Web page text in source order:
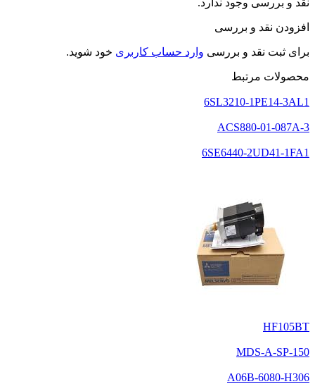
افزودن نقد و بررسی
برای ثبت نقد و بررسی وارد حساب کاربری خود شوید.
محصولات مرتبط
6SL3210-1PE14-3AL1
ACS880-01-087A-3
6SE6440-2UD41-1FA1
HF105BT
MDS-A-SP-150
A06B-6080-H306